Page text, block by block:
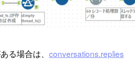
る場合は、 conversations.replies